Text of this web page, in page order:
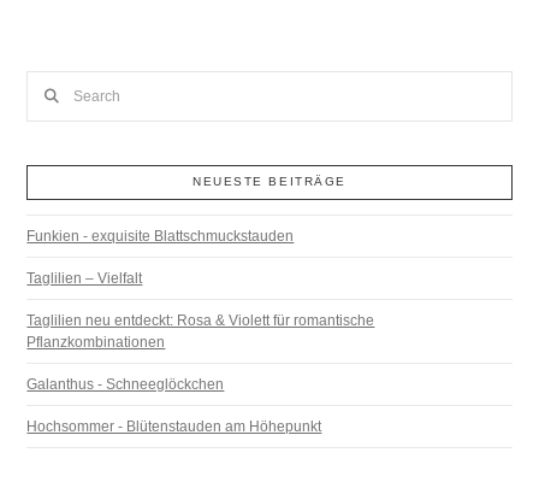
NEUESTE BEITRÄGE
Funkien - exquisite Blattschmuckstauden
Taglilien – Vielfalt
Taglilien neu entdeckt: Rosa & Violett für romantische
Pflanzkombinationen
Galanthus - Schneeglöckchen
Hochsommer - Blütenstauden am Höhepunkt